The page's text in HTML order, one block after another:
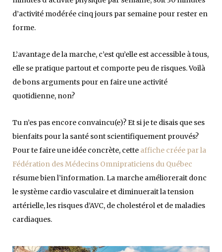
d’activité modérée cinq jours par semaine pour rester en
forme.
L’avantage de la marche, c’est qu’elle est accessible à tous,
elle se pratique partout et comporte peu de risques. Voilà
de bons arguments pour en faire une activité
quotidienne, non?
Tu n’es pas encore convaincu(e)? Et si je te disais que ses
bienfaits pour la santé sont scientifiquement prouvés?
Pour te faire une idée concrète, cette affiche créée par la
Fédération des Médecins Omnipraticiens du Québec
résume bien l’information. La marche améliorerait donc
le système cardio vasculaire et diminuerait la tension
artérielle, les risques d’AVC, de cholestérol et de maladies
cardiaques.